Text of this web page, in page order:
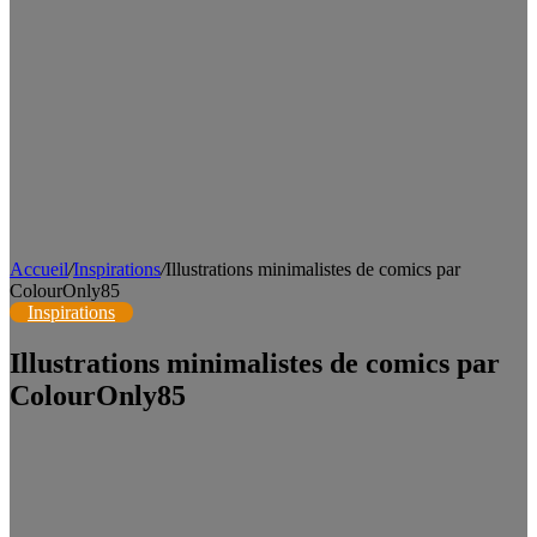
Accueil/Inspirations/Illustrations minimalistes de comics par
ColourOnly85
Inspirations
Illustrations minimalistes de comics par
ColourOnly85